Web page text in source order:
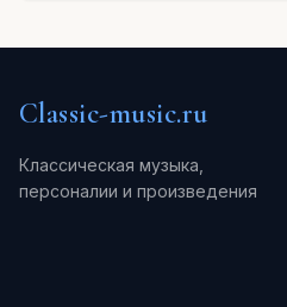
Classic-music.ru
Классическая музыка,
персоналии и произведения